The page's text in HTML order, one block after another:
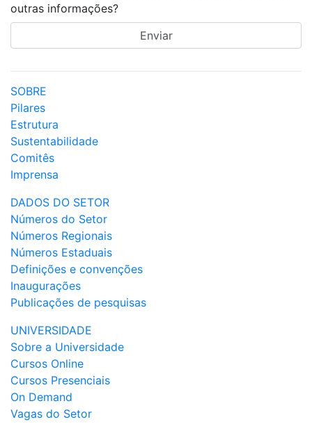
outras informações?
SOBRE
Pilares
Estrutura
Sustentabilidade
Comitês
Imprensa
DADOS DO SETOR
Números do Setor
Números Regionais
Números Estaduais
Definições e convenções
Inaugurações
Publicações de pesquisas
UNIVERSIDADE
Sobre a Universidade
Cursos Online
Cursos Presenciais
On Demand
Vagas do Setor